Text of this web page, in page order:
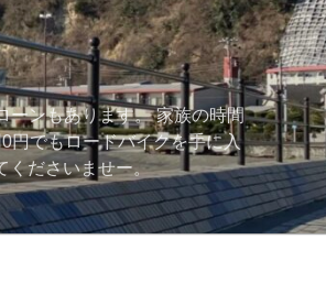
ーンもあります。 家族の時間
円でもロードバイクを手に入
くださいませー。